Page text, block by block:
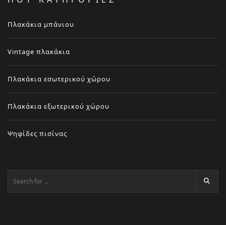
Πλακάκια μπάνιου
Vintage πλακάκια
Πλακάκια εσωτερικού χώρου
Πλακάκια εξωτερικού χώρου
Ψηφίδες πισίνας